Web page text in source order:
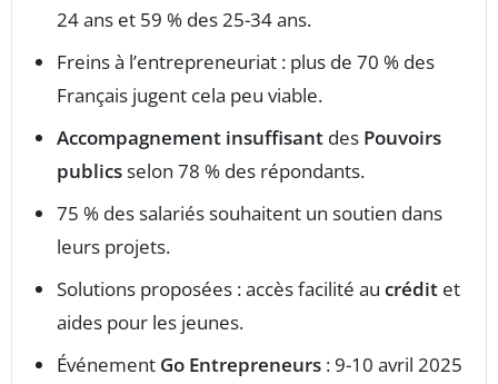
24 ans et 59 % des 25-34 ans.
Freins à l’entrepreneuriat : plus de 70 % des
Français jugent cela peu viable.
Accompagnement insuffisant des Pouvoirs
publicsselon 78 % des répondants.
75 % des salariés souhaitent un soutien dans
leurs projets.
Solutions proposées : accès facilité au crédit et
aides pour les jeunes.
Événement Go Entrepreneurs : 9-10 avril 2025